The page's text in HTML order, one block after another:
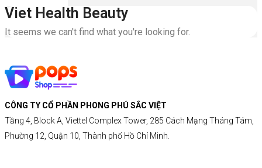
Viet Health Beauty
It seems we can't find what you're looking for.
CÔNG TY CỔ PHẦN PHONG PHÚ SẮC VIỆT
Tầng 4, Block A, Viettel Complex Tower, 285 Cách Mạng Tháng Tám,
Phường 12, Quận 10, Thành phố Hồ Chí Minh.